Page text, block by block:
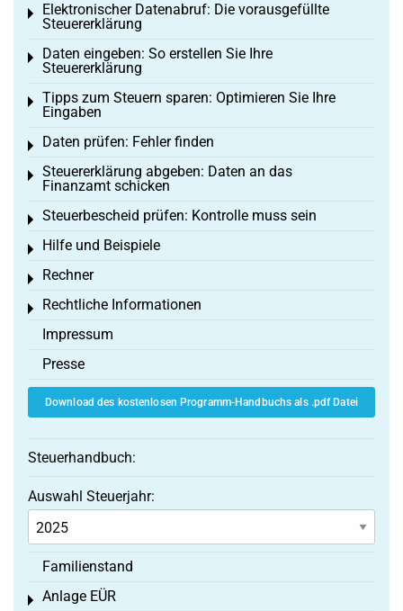
Elektronischer Datenabruf: Die vorausgefüllte
Steuererklärung
Toggle menu
Daten eingeben: So erstellen Sie Ihre
Steuererklärung
Toggle menu
Tipps zum Steuern sparen: Optimieren Sie Ihre
Eingaben
Toggle menu
Daten prüfen: Fehler finden
Toggle menu
Steuererklärung abgeben: Daten an das
Finanzamt schicken
Toggle menu
Steuerbescheid prüfen: Kontrolle muss sein
Toggle menu
Hilfe und Beispiele
Toggle menu
Rechner
Toggle menu
Rechtliche Informationen
Toggle menu
Impressum
Presse
Download des kostenlosen Programm-Handbuchs als .pdf Datei
Steuerhandbuch:
Auswahl Steuerjahr:
Familienstand
Anlage EÜR
Toggle menu